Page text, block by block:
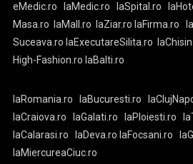
eMedic.ro laMedic.ro laSpital.ro
Masa.ro
laMall.ro laZiar.ro laFirma.ro
Suceava.ro laExecutareSilita.ro
High-Fashion.ro laBalti.ro
laRomania.ro laBucuresti.ro
laCraiova.ro
laGalati.ro laPloiesti.ro
laCalarasi.ro
laDeva.ro laFocsani.ro
laMiercureaCiuc.ro